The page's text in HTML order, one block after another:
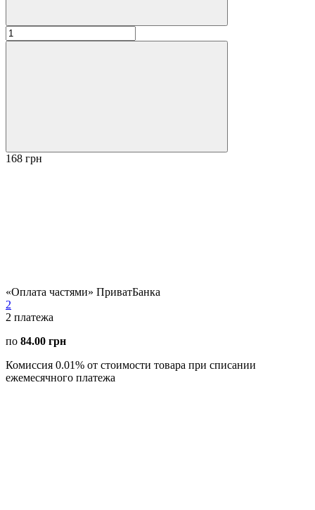
168 грн
«Оплата частями» ПриватБанка
2
2 платежа
по 84.00 грн
Комиссия 0.01% от стоимости товара при списании
ежемесячного платежа